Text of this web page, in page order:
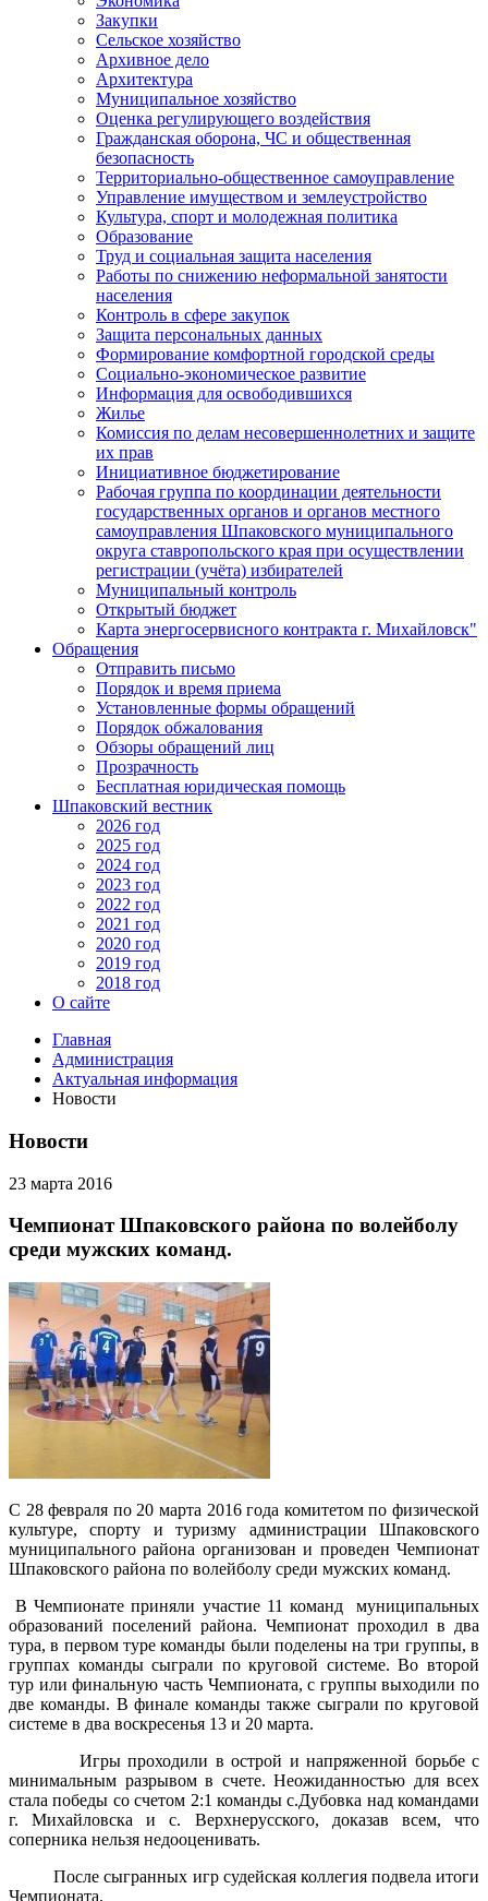
Закупки
Сельское хозяйство
Архивное дело
Архитектура
Муниципальное хозяйство
Оценка регулирующего воздействия
Гражданская оборона, ЧС и общественная
безопасность
Территориально-общественное самоуправление
Управление имуществом и землеустройство
Культура, спорт и молодежная политика
Образование
Труд и социальная защита населения
Работы по снижению неформальной занятости
населения
Контроль в сфере закупок
Защита персональных данных
Формирование комфортной городской среды
Социально-экономическое развитие
Информация для освободившихся
Жилье
Комиссия по делам несовершеннолетних и защите
их прав
Инициативное бюджетирование
Рабочая группа по координации деятельности
государственных органов и органов местного
самоуправления Шпаковского муниципального
округа ставропольского края при осуществлении
регистрации (учёта) избирателей
Муниципальный контроль
Открытый бюджет
Карта энергосервисного контракта г. Михайловск"
Обращения
Отправить письмо
Порядок и время приема
Установленные формы обращений
Порядок обжалования
Обзоры обращений лиц
Прозрачность
Бесплатная юридическая помощь
Шпаковский вестник
2026 год
2025 год
2024 год
2023 год
2022 год
2021 год
2020 год
2019 год
2018 год
О сайте
Главная
Администрация
Актуальная информация
Новости
Новости
23 марта 2016
Чемпионат Шпаковского района по волейболу
среди мужских команд.
С 28 февраля по 20 марта 2016 года комитетом по физической
культуре, спорту и туризму администрации Шпаковского
муниципального района организован и проведен Чемпионат
Шпаковского района по волейболу среди мужских команд.
В Чемпионате приняли участие 11 команд муниципальных
образований поселений района. Чемпионат проходил в два
тура, в первом туре команды были поделены на три группы, в
группах команды сыграли по круговой системе. Во второй
тур или финальную часть Чемпионата, с группы выходили по
две команды. В финале команды также сыграли по круговой
системе в два воскресенья 13 и 20 марта.
Игры проходили в острой и напряженной борьбе с
минимальным разрывом в счете. Неожиданностью для всех
стала победы со счетом 2:1 команды с.Дубовка над командами
г. Михайловска и с. Верхнерусского, доказав всем, что
соперника нельзя недооценивать.
После сыгранных игр судейская коллегия подвела итоги
Чемпионата.